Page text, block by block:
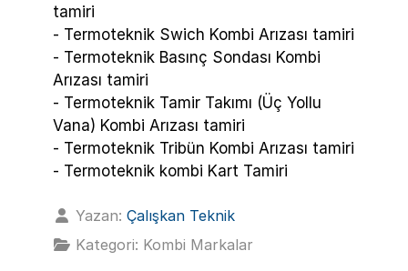
tamiri
- Termoteknik Swich Kombi Arızası tamiri
- Termoteknik Basınç Sondası Kombi
Arızası tamiri
- Termoteknik Tamir Takımı (Üç Yollu
Vana) Kombi Arızası tamiri
- Termoteknik Tribün Kombi Arızası tamiri
- Termoteknik kombi Kart Tamiri
Yazan: Çalışkan Teknik
Kategori: Kombi Markalar